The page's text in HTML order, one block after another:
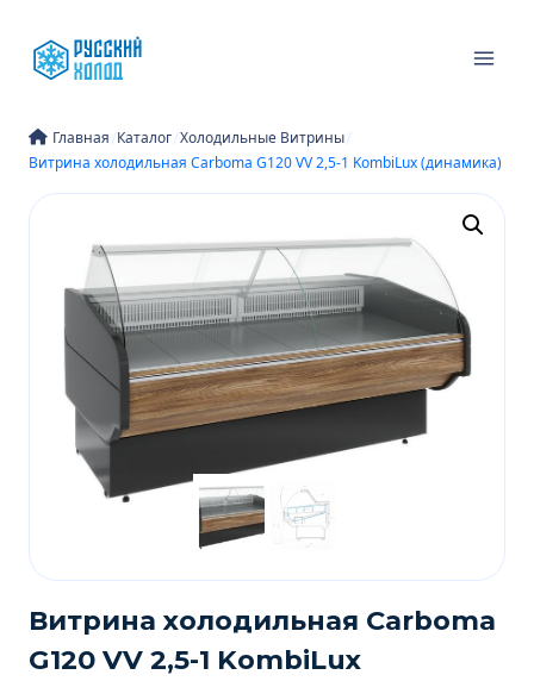
содержимому
Главная/Каталог/Холодильные Витрины/
Витрина холодильная Carboma G120 VV 2,5-1 KombiLux (динамика)
Витрина холодильная Carboma
G120 VV 2,5-1 KombiLux